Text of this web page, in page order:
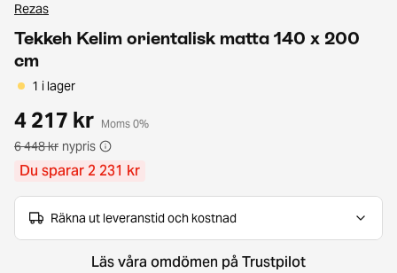
Rezas
Tekkeh Kelim orientalisk matta 140 x 200
cm
1 i lager
4 217 kr Moms 0%
6 448 kr nypris
Du sparar 2 231 kr
Räkna ut leveranstid och kostnad
Läs våra omdömen på Trustpilot